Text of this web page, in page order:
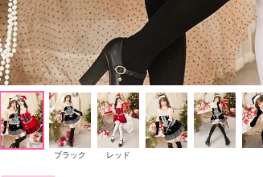
ブラック レッド